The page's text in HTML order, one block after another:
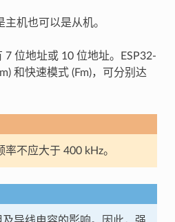
机也可以是从机。
7 位地址或 10 位地址。ESP32-
和快速模式 (Fm)，可分别达
不应大于 400 kHz。